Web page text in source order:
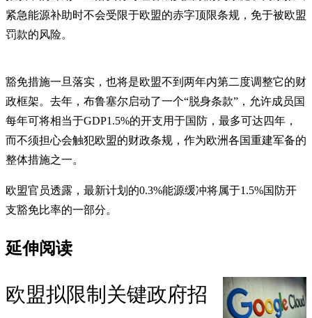
紧急能源补助时不会受限于欧盟的赤字顶限条规，免于被欧盟
罚款的风险。
豁免措施一旦落实，也将是欧盟不到两年内第二度调整它的财
政框架。去年，布鲁塞尔启动了一个“脱身条款”，允许成员国
每年可将相当于GDP1.5%的开支用于国防，最多可达四年，
而不须担心会触犯欧盟的财政条规，作为欧洲各国重建军备的
整体措施之一。
欧盟官员透露，最新计划的0.3%能源缓冲将属于1.5%国防开
支豁免比率的一部分。
延伸阅读
欧盟拟限制关键政府招